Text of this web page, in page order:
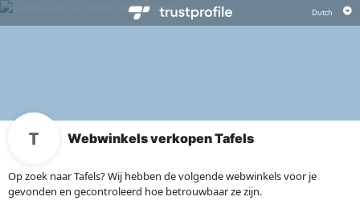
Webwinkels verkopen Tafels
Op zoek naar Tafels? Wij hebben de volgende webwinkels voor je
gevonden en gecontroleerd hoe betrouwbaar ze zijn.